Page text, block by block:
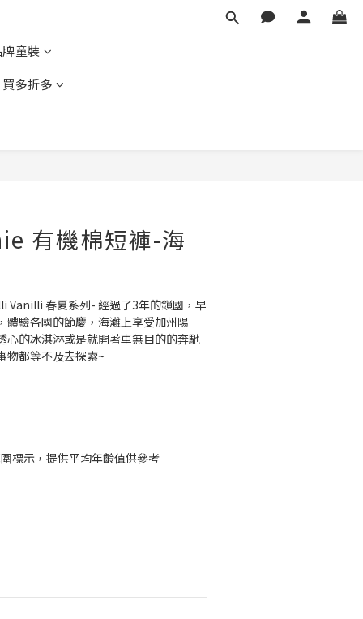
童裝
多折多
有機棉短褲-海
Vanilli 春夏系列- 經過了3年的鎖國，早
體驗各國的節慶，海灘上享受加州陽
心的冰淇淋或是就開著車無目的的奔馳
物都等不及去探索~
標示，提供平均年齡值供參考